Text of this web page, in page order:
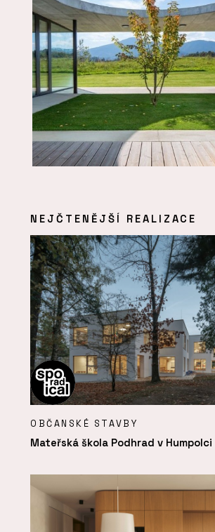
NEJČTENĚJŠÍ REALIZACE
OBČANSKÉ STAVBY
Mateřská škola Podhrad v Humpolci